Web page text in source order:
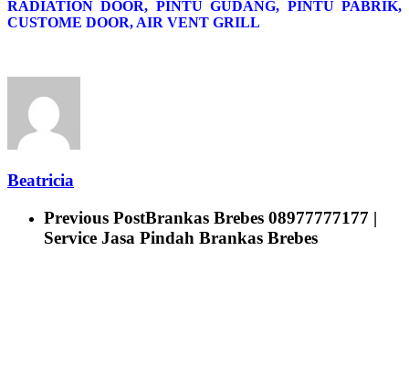
RADIATION DOOR, PINTU GUDANG, PINTU PABRIK,
CUSTOME DOOR, AIR VENT GRILL
Beatricia
Previous PostBrankas Brebes 08977777177 |
Service Jasa Pindah Brankas Brebes